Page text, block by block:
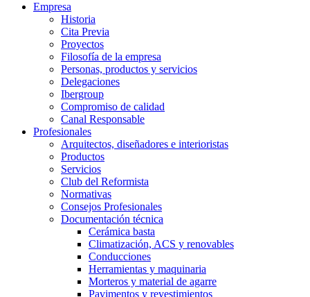
Empresa
Historia
Cita Previa
Proyectos
Filosofía de la empresa
Personas, productos y servicios
Delegaciones
Ibergroup
Compromiso de calidad
Canal Responsable
Profesionales
Arquitectos, diseñadores e interioristas
Productos
Servicios
Club del Reformista
Normativas
Consejos Profesionales
Documentación técnica
Cerámica basta
Climatización, ACS y renovables
Conducciones
Herramientas y maquinaria
Morteros y material de agarre
Pavimentos y revestimientos